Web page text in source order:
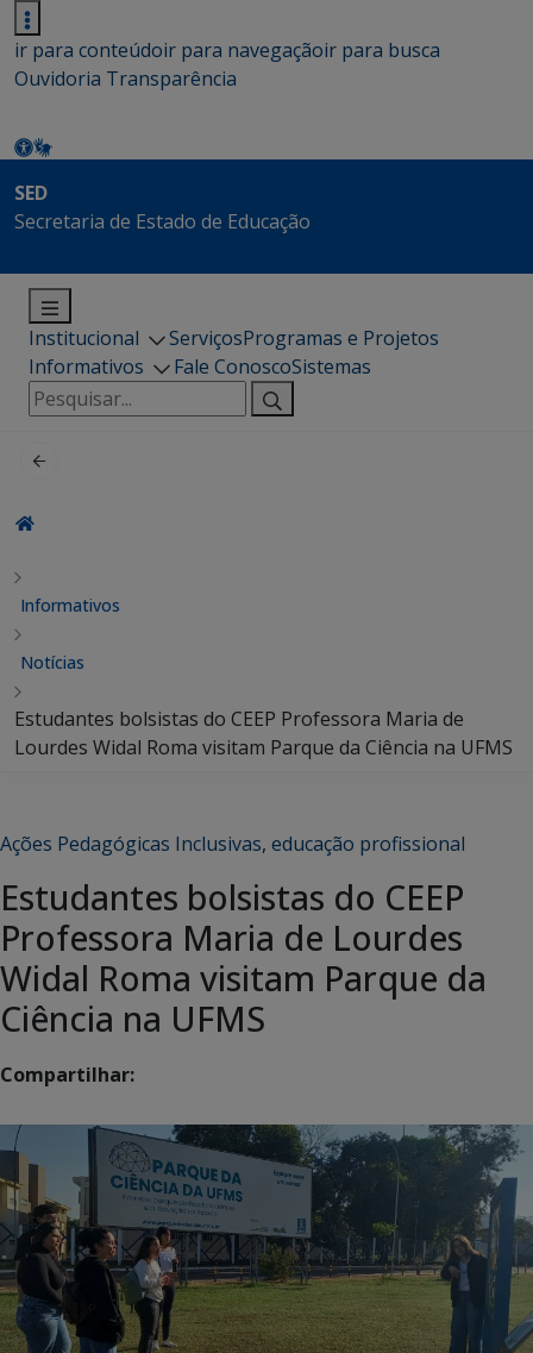
ir para conteúdoir para navegaçãoir para busca
Ouvidoria Transparência
SED
Secretaria de Estado de Educação
Institucional ServiçosProgramas e Projetos
Informativos
Fale ConoscoSistemas
Pesquisar
por:
Informativos
Notícias
Estudantes bolsistas do CEEP Professora Maria de
Lourdes Widal Roma visitam Parque da Ciência na UFMS
Ações Pedagógicas Inclusivas, educação profissional
Estudantes bolsistas do CEEP
Professora Maria de Lourdes
Widal Roma visitam Parque da
Ciência na UFMS
Compartilhar: